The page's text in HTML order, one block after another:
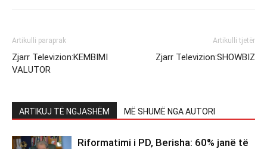
Artikulli paraprak
Zjarr Televizion:KEMBIMI
VALUTOR
Artikulli tjetër
Zjarr Televizion:SHOWBIZ
ARTIKUJ TË NGJASHËM MË SHUMË NGA AUTORI
Riformatimi i PD, Berisha: 60% janë të